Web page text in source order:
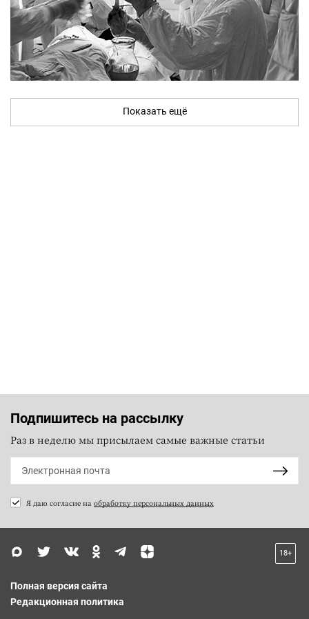
Показать ещё
Подпишитесь на рассылку
Раз в неделю мы присылаем самые важные статьи
Я даю согласие на обработку персональных данных
18+
Полная версия сайта
Редакционная политика